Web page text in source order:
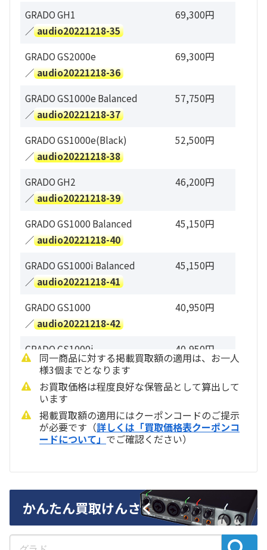
GRADO GH1
／ audio20221218-35
69,300円
GRADO GS2000e
／ audio20221218-36
69,300円
GRADO GS1000e Balanced
／ audio20221218-37
57,750円
GRADO GS1000e(Black)
／ audio20221218-38
52,500円
GRADO GH2
／ audio20221218-39
46,200円
GRADO GS1000 Balanced
／ audio20221218-40
45,150円
GRADO GS1000i Balanced
／ audio20221218-41
45,150円
GRADO GS1000
／ audio20221218-42
40,950円
GRADO GS1000i
／
audio20221218-43
40,950円
GRADO GH4
audio20221218-44
30,450円
GRADO HF-2
audio20221218-45
28,350円
GRADO GH3
／ audio20221218-46
23,100円
GRADO HF-1
／ audio20221218-47
16,800円
同一商品に対する掲載買取額の適用は、お一人
様3個までとなります
お買取価格は程度良好な保管品として算出して
います
掲載買取額の適用にはクーポンコードのご提示
が必要です（詳しくは「買取価格表クーポンコ
ードについて」 でご確認ください）
かんたん買取けんさく